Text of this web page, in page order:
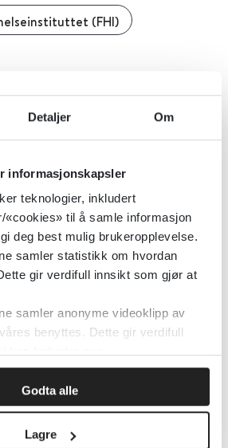
Detaljer Om
informasjonskapsler
teknologier, inkludert
«cookies» til å samle informasjon
deg best mulig brukeropplevelse.
samler statistikk om hvordan
gir verdifull innsikt som gjør at
samler anonyme videoklipp av
benyttes. Dette gir verdifull
Godta alle
Lagre
(FHI)
begynner
– hva vet vi om tidlig
for omsorgsforskning
haster, ABCDE – primær-
demensutredning utføres